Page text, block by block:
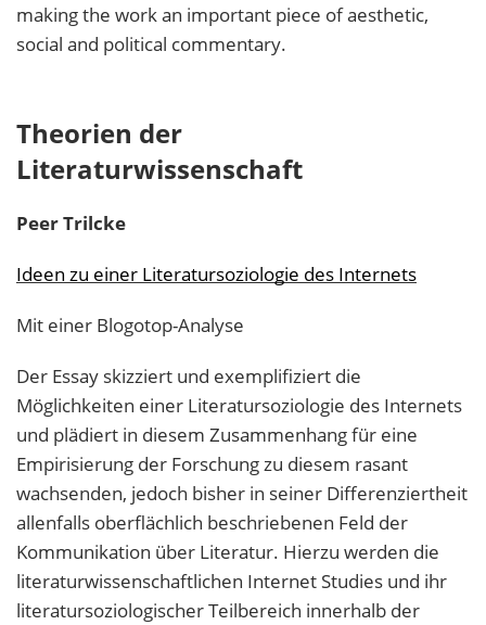
making the work an important piece of aesthetic,
social and political commentary.
Theorien der
Literaturwissenschaft
PeerTrilcke
Ideen zu einer Literatursoziologie des Internets
Mit einer Blogotop-Analyse
Der Essay skizziert und exemplifiziert die
Möglichkeiten einer Literatursoziologie des Internets
und plädiert in diesem Zusammenhang für eine
Empirisierung der Forschung zu diesem rasant
wachsenden, jedoch bisher in seiner Differenziertheit
allenfalls oberflächlich beschriebenen Feld der
Kommunikation über Literatur. Hierzu werden die
literaturwissenschaftlichen Internet Studies und ihr
literatursoziologischer Teilbereich innerhalb der